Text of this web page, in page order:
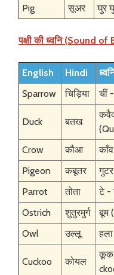
Pig
सूअर घुर
पक्षी की ध्वनि (Sound of
English Hindi
Sparrow
चिड़िया चीं
Duck बतख
Crow
कौआ
Pigeon
कबूतर
Parrot
तोता
टे -
Ostrich
शुतुरमुर्ग
बूम
Owl
उल्लू
Cuckoo कोयल
कूक